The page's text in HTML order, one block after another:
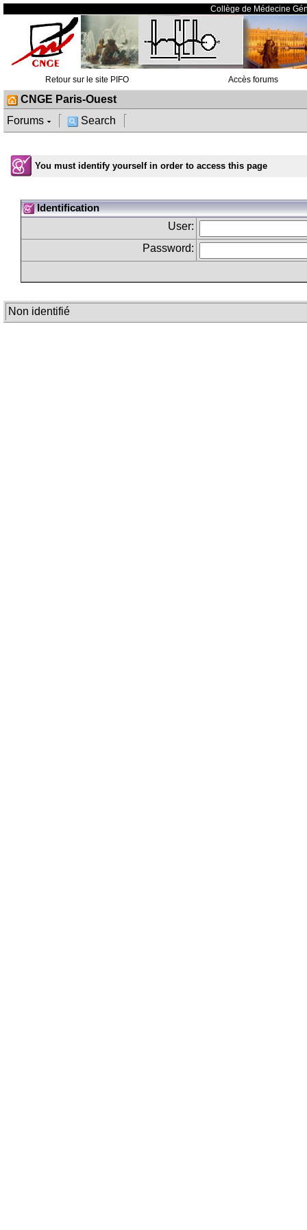
Collège de Médecine
Retour sur le site PIFO Accès forums
CNGE Paris-Ouest
Forums
Search
You must identify yourself in order to access this page
Identification
User:
Password:
Non identifié